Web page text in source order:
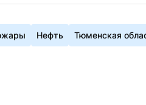
Нефть Тюменская